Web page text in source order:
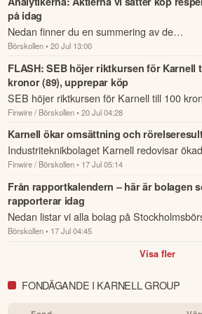
finansiella mål om en marginal på minst 15
Denna summering har tagits fram med hjälp
Innehållet ska inte ses som investeringsråd
rådgivning. Ta alltid del av bolagets
innan du fattar investeringsbeslut. Historisk
garanti för framtida avkastning.
kontakta oss.
på idag
Nedan finner du en summering av de
analysrekommendationer och
som har rapporterats om idag den 20 juli.
Börskollen • 20 Jul 13:00
FLASH: SEB höjer riktkursen för Karnell
kronor (89), upprepar köp
SEB höjer riktkursen för Karnell till 100
upprepar köp.
Finwire / Börskollen • 20 Jul 04:28
Karnell ökar omsättning och
Industriteknikbolaget Karnell redovisar ökad
omsättning under andra kvartalet jämfört
samma period året innan.
Finwire / Börskollen • 17 Jul 05:14
Från rapportkalendern – här är bolagen
rapporterar idag
Nedan listar vi alla bolag på
rapporterar idag den 17 juli.
Börskollen • 17 Jul 04:45
Visa fler
FONDÄGANDE I KARNELL GROUP